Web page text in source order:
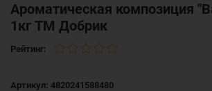
Ароматическая композиция
1кг ТМ Добрик
Рейтинг:
Артикул: 4820241588480